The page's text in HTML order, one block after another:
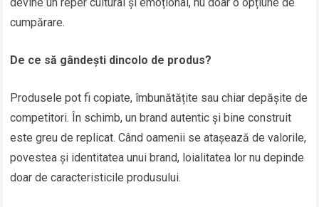
cumpărare.
De ce să gândești dincolo de produs?
Produsele pot fi copiate, îmbunătățite sau chiar depășite de
competitori. În schimb, un brand autentic și bine construit
este greu de replicat. Când oamenii se atașează de valorile,
povestea și identitatea unui brand, loialitatea lor nu depinde
doar de caracteristicile produsului.